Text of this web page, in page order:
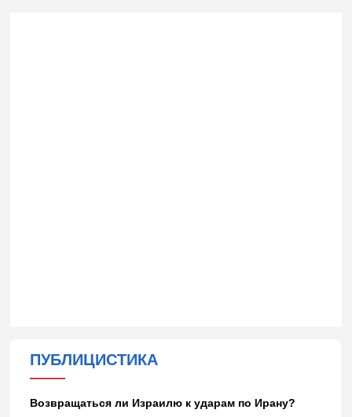
ПУБЛИЦИСТИКА
Возвращаться ли Израилю к ударам по Ирану?